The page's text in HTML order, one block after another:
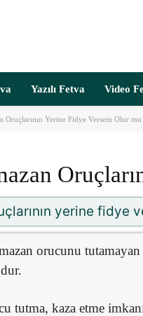
Yazılı Fetva Video
Oruçlarının Yerine Fidye Versem Olur mu
yerine fidye
orucunu
tutma, kaza etme